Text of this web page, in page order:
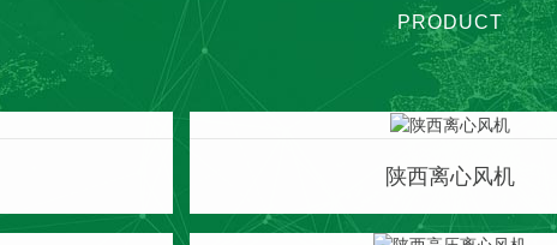
PRODUCT
陕西离心风机